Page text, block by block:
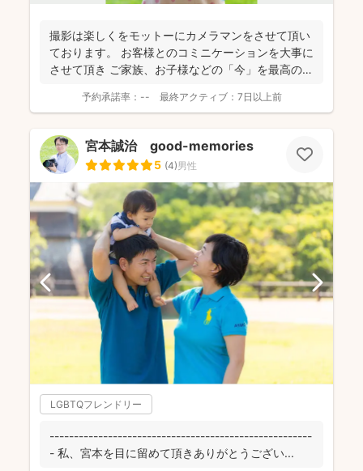
撮影は楽しくをモットーにカメラマンをさせて頂い
ております。 お客様とのコミニケーションを大事に
させて頂き ご家族、お子様などの「今」を最高の状
予約承諾率： -- 最終アクティブ： 7日以上前
宮本誠治 good-memories
5 (4)男性
LGBTQフレンドリー
------------------------------------------------------
- 私、宮本を目に留めて頂きありがとうござい...